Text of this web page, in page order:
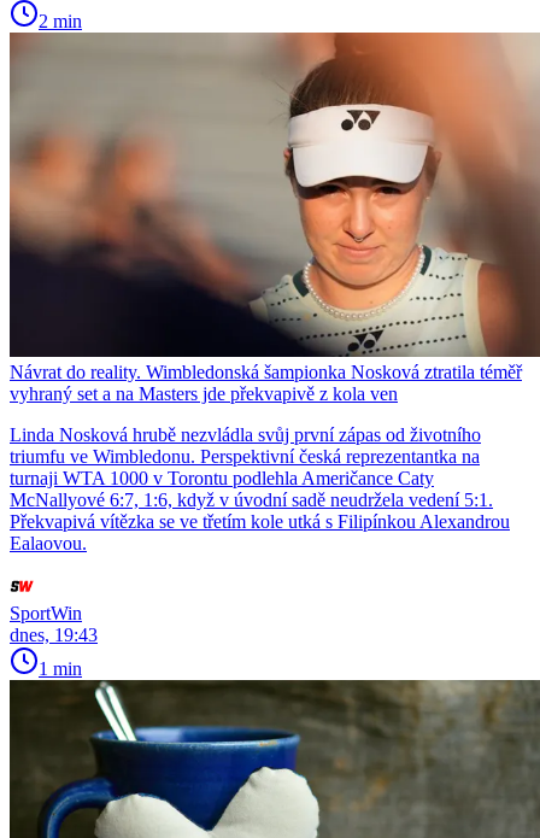
2 min
Návrat do reality. Wimbledonská šampionka Nosková ztratila téměř
vyhraný set a na Masters jde překvapivě z kola ven
Linda Nosková hrubě nezvládla svůj první zápas od životního
triumfu ve Wimbledonu. Perspektivní česká reprezentantka na
turnaji WTA 1000 v Torontu podlehla Američance Caty
McNallyové 6:7, 1:6, když v úvodní sadě neudržela vedení 5:1.
Překvapivá vítězka se ve třetím kole utká s Filipínkou Alexandrou
Ealaovou.
SportWin
dnes, 19:43
1 min